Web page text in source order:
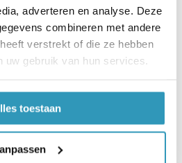
adverteren en analyse. Deze
combineren met andere
verstrekt of die ze hebben
gebruik van hun services.
toestaan
veiligheidsblad.